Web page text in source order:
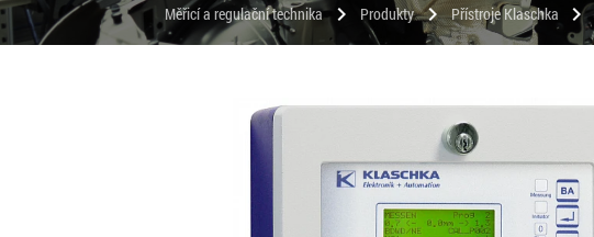
Měřicí a regulační technika chevron_right Produkty chevron_right Přístroje Klaschka chevron_right